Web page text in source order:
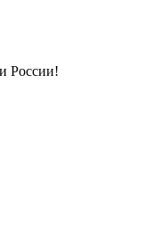
России!